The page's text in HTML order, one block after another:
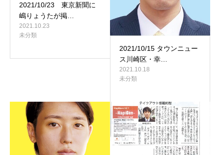
2021/10/23 東京新聞に
嶋りょうたが掲…
2021.10.23
未分類
2021/10/15 タウンニュー
ス川崎区・幸…
2021.10.18
未分類